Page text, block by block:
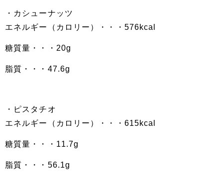
・カシューナッツ
エネルギー（カロリー）・・・576kcal
糖質量・・・20g
脂質・・・47.6g
・ピスタチオ
エネルギー（カロリー）・・・615kcal
糖質量・・・11.7g
脂質・・・56.1g